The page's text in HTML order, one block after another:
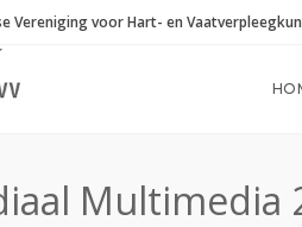
Vereniging voor Hart- en
Multimedia